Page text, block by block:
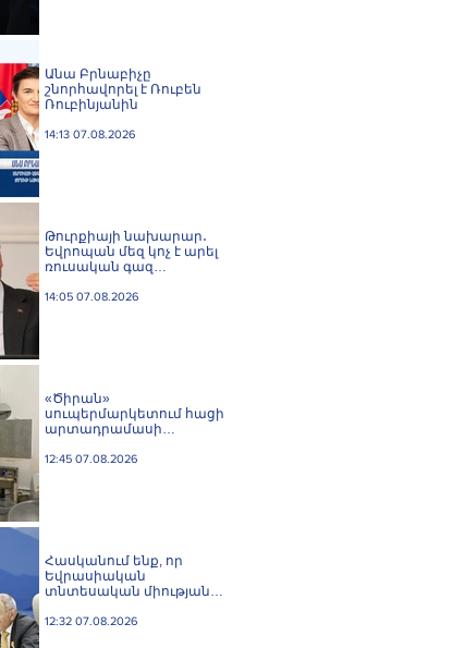
Անա Բրնաբիչը
շնորհավորել է Ռուբեն
Ռուբինյանին
14:13 07.08.2026
Թուրքիայի նախարար․
Եվրոպան մեզ կոչ է արել
ռուսական գազ
14:05 07.08.2026
«Ծիրան»
սուպերմարկետում հացի
արտադրամասի
կասեցվել է
12:45 07.08.2026
Հասկանում ենք, որ
Եվրասիական
տնտեսական միությանը
միաժամանակյա
12:32 07.08.2026